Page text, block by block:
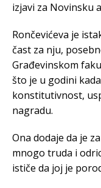
izjavi za Novinsku
Rončevićeva je
čast za nju,
Građevinskom
što je u godini
konstitutivnost,
nagradu.
Ona dodaje da je
mnogo truda i
ističe da joj je